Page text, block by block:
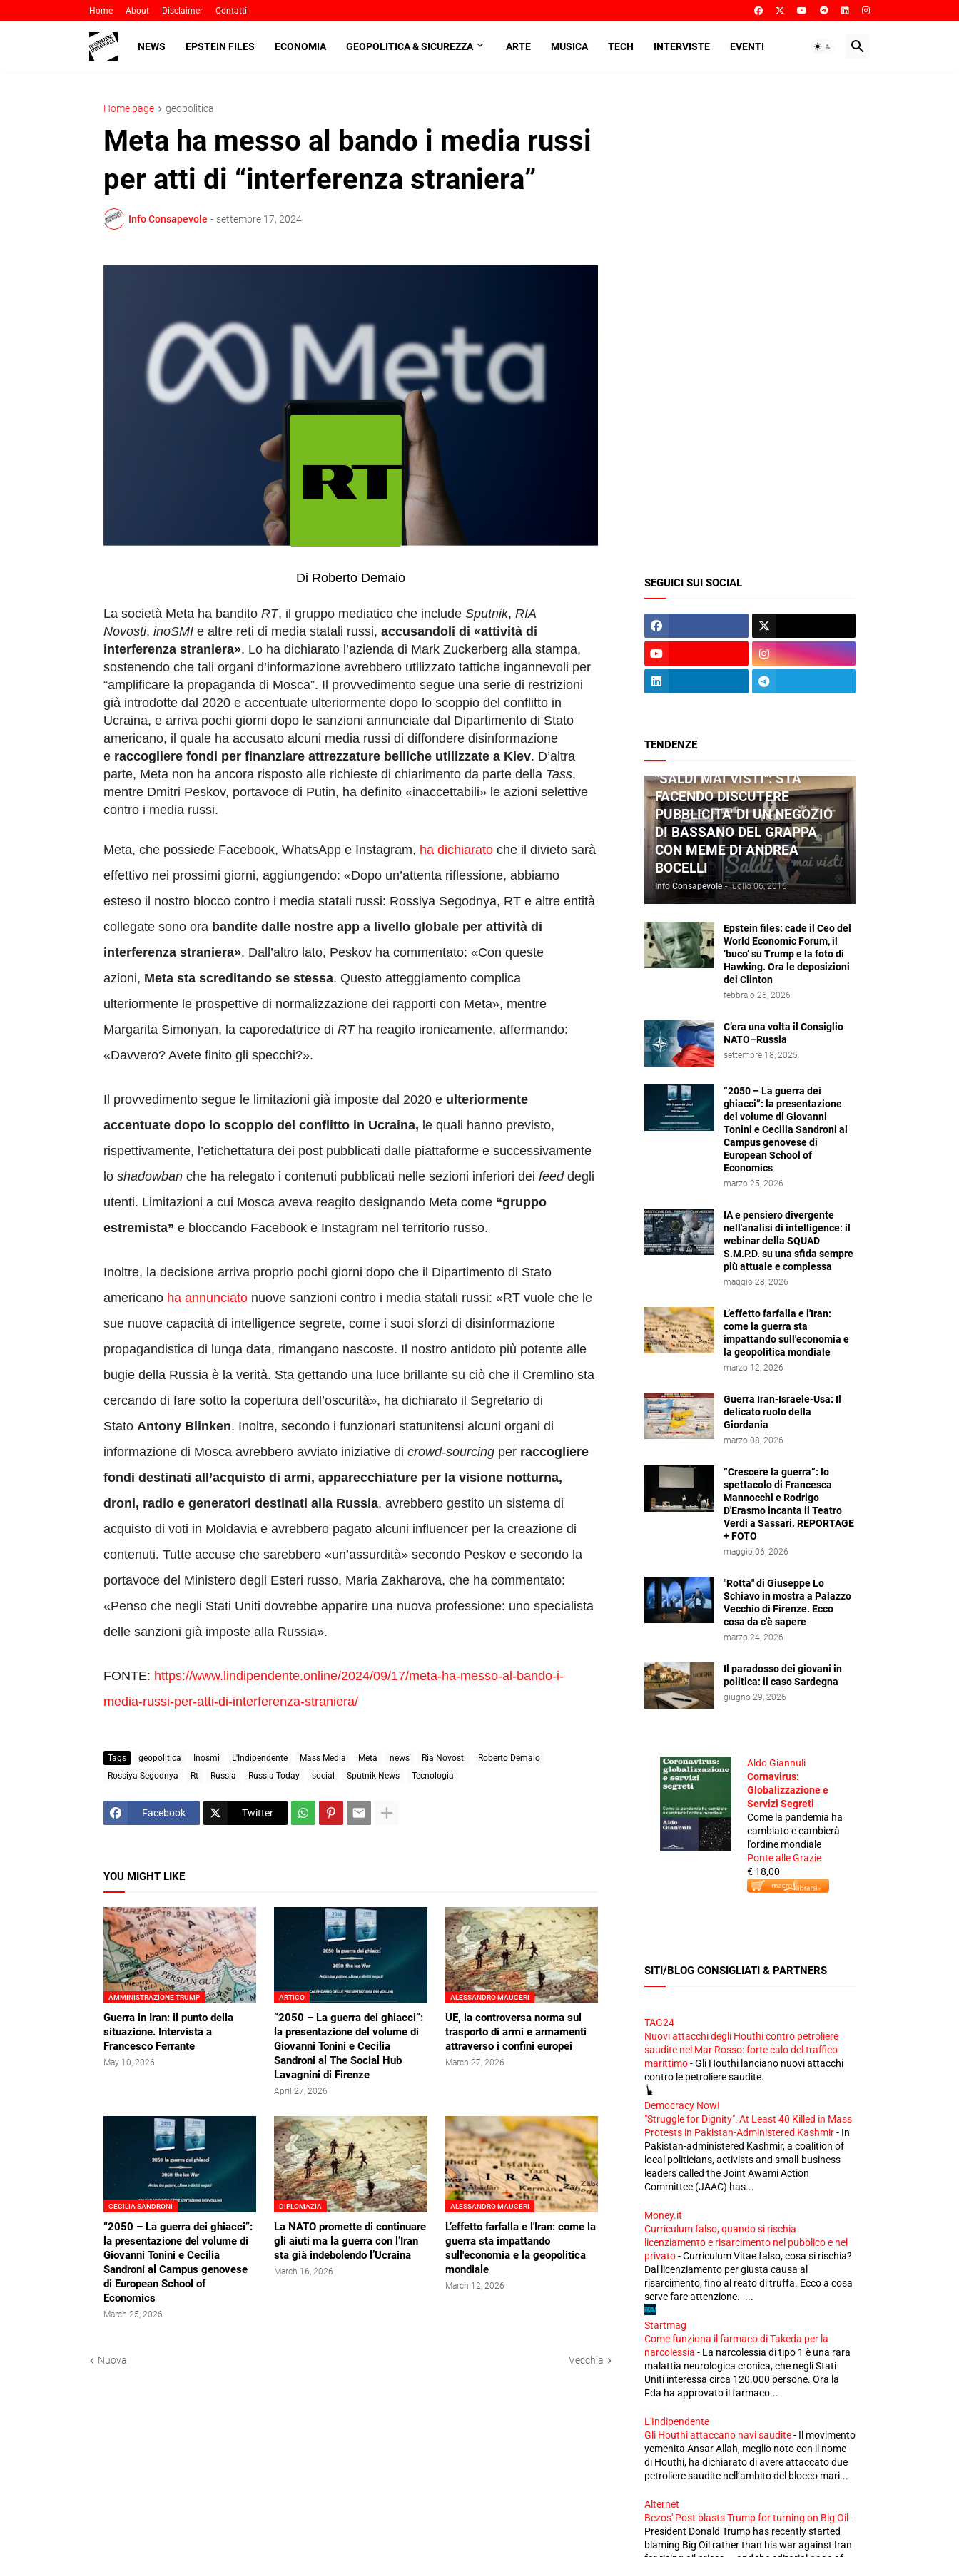
Home About Disclaimer Contatti
NEWS EPSTEIN FILES ECONOMIA GEOPOLITICA & SICUREZZA ARTE MUSICA TECH INTERVISTE EVENTI
Home page geopolitica
Meta ha messo al bando i media russi
per atti di “interferenza straniera”
Info Consapevole - settembre 17, 2024
Di Roberto Demaio
La società Meta ha bandito RT, il gruppo mediatico che include Sputnik, RIA
Novosti, inoSMI e altre reti di media statali russi, accusandoli di «attività di
interferenza straniera». Lo ha dichiarato l’azienda di Mark Zuckerberg alla stampa,
sostenendo che tali organi d’informazione avrebbero utilizzato tattiche ingannevoli per
“amplificare la propaganda di Mosca”. Il provvedimento segue una serie di restrizioni
già introdotte dal 2020 e accentuate ulteriormente dopo lo scoppio del conflitto in
Ucraina, e arriva pochi giorni dopo le sanzioni annunciate dal Dipartimento di Stato
americano, il quale ha accusato alcuni media russi di diffondere disinformazione
e raccogliere fondi per finanziare attrezzature belliche utilizzate a Kiev. D’altra
parte, Meta non ha ancora risposto alle richieste di chiarimento da parte della Tass,
mentre Dmitri Peskov, portavoce di Putin, ha definito «inaccettabili» le azioni selettive
contro i media russi.
Meta, che possiede Facebook, WhatsApp e Instagram, ha dichiarato che il divieto sarà
effettivo nei prossimi giorni, aggiungendo: «Dopo un’attenta riflessione, abbiamo
esteso il nostro blocco contro i media statali russi: Rossiya Segodnya, RT e altre entità
collegate sono ora bandite dalle nostre app a livello globale per attività di
interferenza straniera». Dall’altro lato, Peskov ha commentato: «Con queste
azioni, Meta sta screditando se stessa. Questo atteggiamento complica
ulteriormente le prospettive di normalizzazione dei rapporti con Meta», mentre
Margarita Simonyan, la caporedattrice di RTha reagito ironicamente, affermando:
«Davvero? Avete finito gli specchi?».
Il provvedimento segue le limitazioni già imposte dal 2020 e ulteriormente
accentuate dopo lo scoppio del conflitto in Ucraina, le quali hanno previsto,
rispettivamente, l’etichettatura dei post pubblicati dalle piattaforme e successivamente
lo shadowban che ha relegato i contenuti pubblicati nelle sezioni inferiori dei feeddegli
utenti. Limitazioni a cui Mosca aveva reagito designando Meta come “gruppo
estremista” e bloccando Facebook e Instagram nel territorio russo.
Inoltre, la decisione arriva proprio pochi giorni dopo che il Dipartimento di Stato
americano ha annunciato nuove sanzioni contro i media statali russi: «RT vuole che le
sue nuove capacità di intelligence segrete, come i suoi sforzi di disinformazione
propagandistica di lunga data, rimangano nascoste. Il nostro antidoto più potente alle
bugie della Russia è la verità. Sta gettando una luce brillante su ciò che il Cremlino sta
cercando di fare sotto la copertura dell’oscurità», ha dichiarato il Segretario di
Stato Antony Blinken. Inoltre, secondo i funzionari statunitensi alcuni organi di
informazione di Mosca avrebbero avviato iniziative di crowd-sourcing per raccogliere
fondi destinati all’acquisto di armi, apparecchiature per la visione notturna,
droni, radio e generatori destinati alla Russia, avrebbero gestito un sistema di
acquisto di voti in Moldavia e avrebbero pagato alcuni influencer per la creazione di
contenuti. Tutte accuse che sarebbero «un’assurdità» secondo Peskov e secondo la
portavoce del Ministero degli Esteri russo, Maria Zakharova, che ha commentato:
«Penso che negli Stati Uniti dovrebbe apparire una nuova professione: uno specialista
delle sanzioni già imposte alla Russia».
FONTE: https://www.lindipendente.online/2024/09/17/meta-ha-messo-al-bando-i-
media-russi-per-atti-di-interferenza-straniera/
Tags geopolitica Inosmi L'Indipendente Mass Media Meta news Ria Novosti
Roberto Demaio
Rossiya Segodnya
Rt Russia Russia Today social Sputnik News Tecnologia
Facebook Twitter
YOU MIGHT LIKE
AMMINISTRAZIONE TRUMP
Guerra in Iran: il punto della
situazione. Intervista a
Francesco Ferrante
May 10, 2026
ARTICO
“2050 – La guerra dei ghiacci”:
la presentazione del volume di
Giovanni Tonini e Cecilia
Sandroni al The Social Hub
Lavagnini di Firenze
April 27, 2026
ALESSANDRO MAUCERI
UE, la controversa norma sul
trasporto di armi e armamenti
attraverso i confini europei
March 27, 2026
CECILIA SANDRONI
“2050 – La guerra dei ghiacci”:
la presentazione del volume di
Giovanni Tonini e Cecilia
Sandroni al Campus genovese
di European School of
Economics
March 25, 2026
DIPLOMAZIA
La NATO promette di continuare
gli aiuti ma la guerra con l’Iran
sta già indebolendo l’Ucraina
March 16, 2026
ALESSANDRO MAUCERI
L’effetto farfalla e l'Iran: come la
guerra sta impattando
sull'economia e la geopolitica
mondiale
March 12, 2026
Nuova Vecchia
SEGUICI SUI SOCIAL
TENDENZE
"SALDI MAI VISTI": STA
FACENDO DISCUTERE
PUBBLICITA' DI UN NEGOZIO
DI BASSANO DEL GRAPPA
CON MEME DI ANDREA
BOCELLI
Info Consapevole - luglio 06, 2016
Epstein files: cade il Ceo del
World Economic Forum, il
‘buco’ su Trump e la foto di
Hawking. Ora le deposizioni
dei Clinton
febbraio 26, 2026
C’era una volta il Consiglio
NATO–Russia
settembre 18, 2025
“2050 – La guerra dei
ghiacci”: la presentazione
del volume di Giovanni
Tonini e Cecilia Sandroni al
Campus genovese di
European School of
Economics
marzo 25, 2026
IA e pensiero divergente
nell'analisi di intelligence: il
webinar della SQUAD
S.M.P.D. su una sfida sempre
più attuale e complessa
maggio 28, 2026
L’effetto farfalla e l'Iran:
come la guerra sta
impattando sull'economia e
la geopolitica mondiale
marzo 12, 2026
Guerra Iran-Israele-Usa: Il
delicato ruolo della
Giordania
marzo 08, 2026
“Crescere la guerra”: lo
spettacolo di Francesca
Mannocchi e Rodrigo
D'Erasmo incanta il Teatro
Verdi a Sassari. REPORTAGE
+ FOTO
maggio 06, 2026
"Rotta" di Giuseppe Lo
Schiavo in mostra a Palazzo
Vecchio di Firenze. Ecco
cosa da c'è sapere
marzo 24, 2026
Il paradosso dei giovani in
politica: il caso Sardegna
giugno 29, 2026
Aldo Giannuli
Cornavirus:
Globalizzazione e
Servizi Segreti
Come la pandemia ha
cambiato e cambierà
l'ordine mondiale
Ponte alle Grazie
€ 18,00
SITI/BLOG CONSIGLIATI & PARTNERS
TAG24
Nuovi attacchi degli Houthi contro petroliere
saudite nel Mar Rosso: forte calo del traffico
marittimo-Gli Houthi lanciano nuovi attacchi
contro le petroliere saudite.
Democracy Now!
"Struggle for Dignity": At Least 40 Killed in Mass
Protests in Pakistan-Administered Kashmir- In
Pakistan-administered Kashmir, a coalition of
local politicians, activists and small-business
leaders called the Joint Awami Action
Committee (JAAC) has...
Money.it
Curriculum falso, quando si rischia
licenziamento e risarcimento nel pubblico e nel
privato-Curriculum Vitae falso, cosa si rischia?
Dal licenziamento per giusta causa al
risarcimento, fino al reato di truffa. Ecco a cosa
serve fare attenzione. -...
Startmag
Come funziona il farmaco di Takeda per la
narcolessia - La narcolessia di tipo 1 è una rara
malattia neurologica cronica, che negli Stati
Uniti interessa circa 120.000 persone. Ora la
Fda ha approvato il farmaco...
L'Indipendente
Gli Houthi attaccano navi saudite- Il movimento
yemenita Ansar Allah, meglio noto con il nome
di Houthi, ha dichiarato di avere attaccato due
petroliere saudite nell’ambito del blocco mari...
Alternet
Bezos' Post blasts Trump for turning on Big Oil -
President Donald Trump has recently started
blaming Big Oil rather than his war against Iran